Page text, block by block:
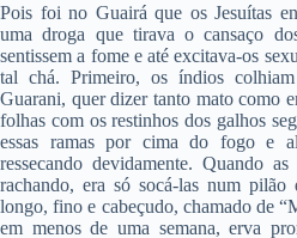
Pois foi no Guairá que os Jesuítas
uma droga que tirava o cansaço
sentissem a fome e até excitava-os
tal chá. Primeiro, os índios
Guarani, quer dizer tanto mato como
folhas com os restinhos dos galhos
essas ramas por cima do fogo e
ressecando devidamente. Quando
rachando, era só socá-las num
longo, fino e cabeçudo, chamado de
em menos de uma semana, erva